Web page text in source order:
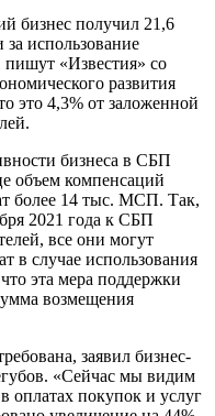
бизнес получил 21,6
использование
«Известия» со
развития
это 4,3% от заложенной
бизнеса в СБП
объем компенсаций
более 14 тыс. МСП. Так,
2021 года к СБП
все они могут
в случае использования
эта мера поддержки
возмещения
заявил бизнес-
«Сейчас мы видим
оплатах покупок и услуг